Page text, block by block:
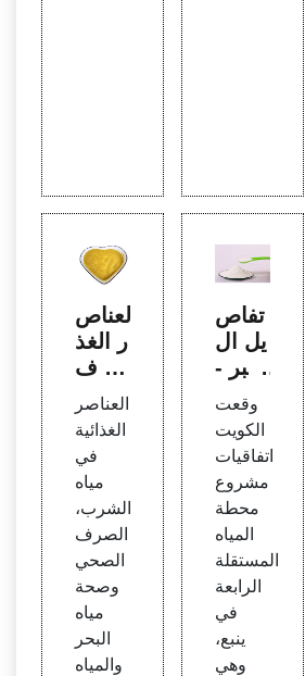
العناص
ر الغذ
ائية ف
ي ميا
ه الش
رب -
مصنع
مياه ال
عيون
العناصر
الغذائية
في
مياه
الشرب،
الصرف
الصحي
وصحة
مياه
البحر
والمياه
تفاص
يل ال
خبر -
الموق
معهد
تحلية
المياه
وقعت
الكويت
اتفاقيات
مشروع
محطة
المياه
المستقلة
الرابعة
في
ينبع،
وهي